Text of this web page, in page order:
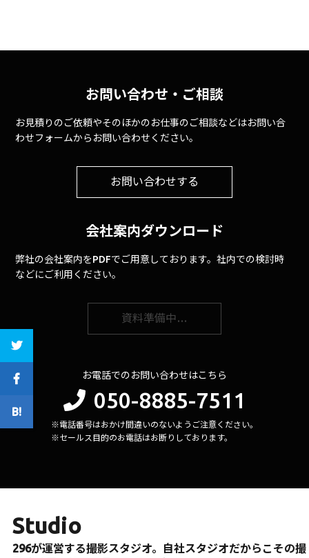
お問い合わせ・ご相談
お見積りのご依頼やそのほかのお仕事のご相談などはお問い合
わせフォームからお問い合わせください。
お問い合わせする
会社案内ダウンロード
弊社の会社案内をPDFでご用意しております。社内での検討時
などにご利用ください。
資料準備中…
お電話でのお問い合わせはこちら
050-8885-7511
※電話番号はおかけ間違いのないようご注意ください。
※セールス目的のお電話はお断りしております。
Studio
296が運営する撮影スタジオ。自社スタジオだからこその撮